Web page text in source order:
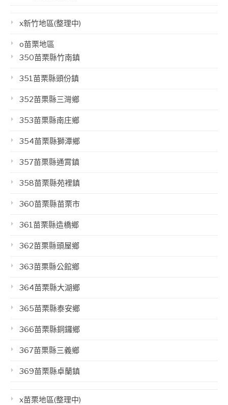
x新竹地區(整理中)
o苗栗地區
350苗栗縣竹南鎮
351苗栗縣頭份鎮
352苗栗縣三灣鄉
353苗栗縣南庄鄉
354苗栗縣獅潭鄉
357苗栗縣通霄鎮
358苗栗縣苑裡鎮
360苗栗縣苗栗市
361苗栗縣造橋鄉
362苗栗縣頭屋鄉
363苗栗縣公館鄉
364苗栗縣大湖鄉
365苗栗縣泰安鄉
366苗栗縣銅鑼鄉
367苗栗縣三義鄉
369苗栗縣卓蘭鎮
x苗栗地區(整理中)